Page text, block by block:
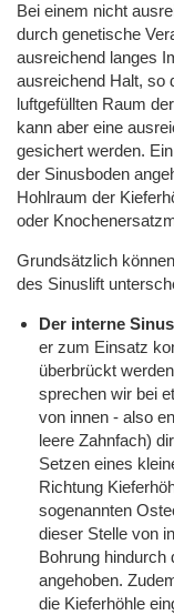
Bei einem nicht
durch genetische
ausreichend langes
ausreichend Halt, so
luftgefüllten Raum
kann aber eine
gesichert werden.
der Sinusboden
Hohlraum der
oder
Grundsätzlich
des Sinuslift
Der interne
er zum Einsatz
überbrückt
sprechen wir bei
von innen - also
leere Zahnfach)
Setzen eines
Richtung
sogenannten
dieser Stelle von
Bohrung hindurch
angehoben.
die Kieferhöhle